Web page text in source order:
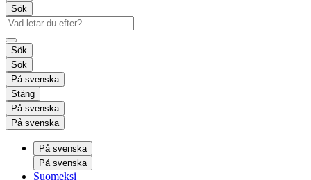
Sök
Sök
Sök
På svenska
Stäng
På svenska
På svenska
På svenska
På svenska
Suomeksi